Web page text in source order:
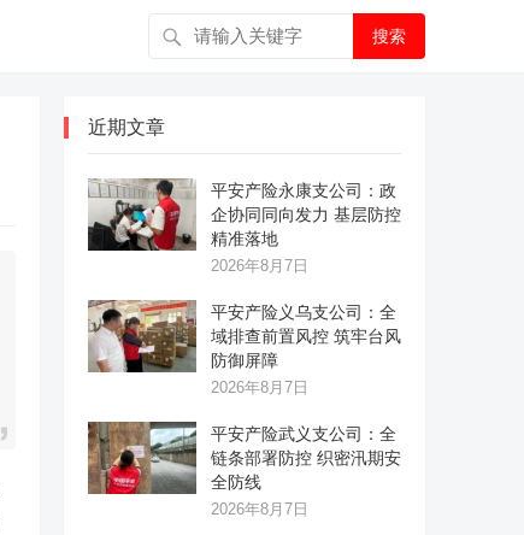
搜索
近期文章
平安产险永康支公司：政
企协同同向发力 基层防控
精准落地
2026年8月7日
平安产险义乌支公司：全
域排查前置风控 筑牢台风
防御屏障
2026年8月7日
平安产险武义支公司：全
链条部署防控 织密汛期安
全防线
2026年8月7日